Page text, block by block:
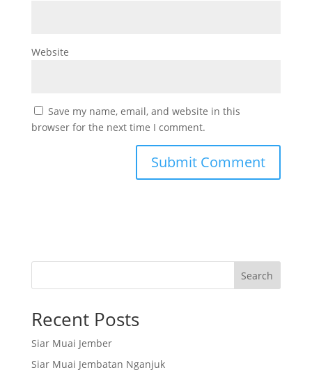
Website
Save my name, email, and website in this
browser for the next time I comment.
Search
Recent Posts
Siar Muai Jember
Siar Muai Jembatan Nganjuk